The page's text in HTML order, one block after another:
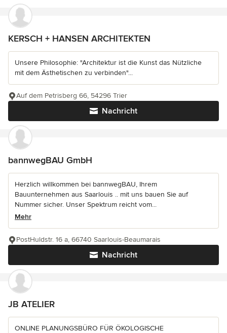
KERSCH + HANSEN ARCHITEKTEN
Unsere Philosophie: "Architektur ist die Kunst das Nützliche
mit dem Ästhetischen zu verbinden"...
Nachricht
Auf dem Petrisberg 66, 54296 Trier
bannwegBAU GmbH
Herzlich willkommen bei bannwegBAU, Ihrem
Bauunternehmen aus Saarlouis .. mit uns bauen Sie auf
Nummer sicher. Unser Spektrum reicht vom...
Mehr
Nachricht
PostHuldstr. 16 a, 66740 Saarlouis-Beaumarais
JB ATELIER
ONLINE PLANUNGSBÜRO FÜR ÖKOLOGISCHE